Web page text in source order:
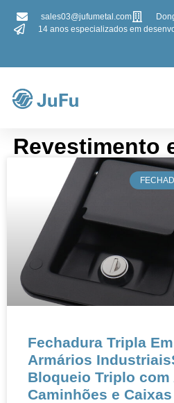
sales03@jufumetal.com
14 anos especializados em
Revestimento
Fechadura Tripla
Armários
Bloqueio Triplo com
Caminhões e